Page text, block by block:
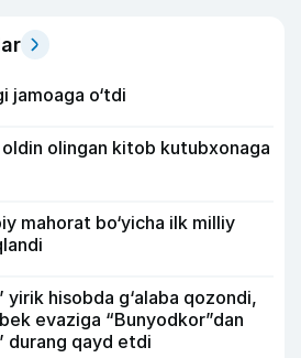
jamoaga o‘tdi
olingan kitob kutubxonaga
mahorat bo‘yicha ilk milliy
yirik hisobda g‘alaba qozondi,
evaziga “Bunyodkor”dan
durang qayd etdi